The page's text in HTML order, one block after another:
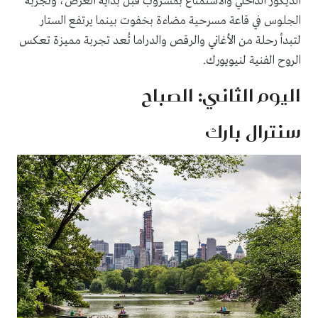
الجلوس في قاعة مسرحية مضاءة بخفوت بينما يرتفع الستار
لتبدأ رحلة من الأغاني والرقص والدراما تُعد تجربة مميزة تعكس
الروح الفنية لنيويورك.
اليوم الثاني: الصباح
سنترال بارك